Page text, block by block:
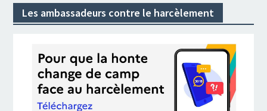
Les ambassadeurs contre le harcèlement